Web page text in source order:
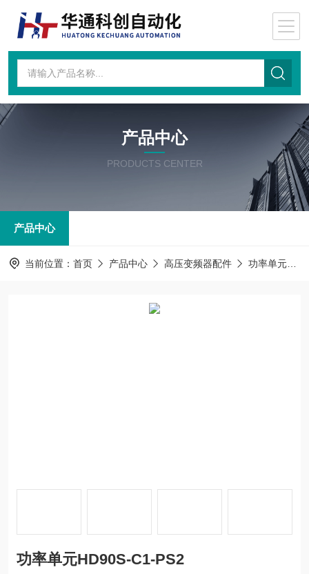
产品中心
PRODUCTS CENTER
产品中心
当前位置： 首页 产品中心 高压变频器配件 功率单元
功率单元HD90S-C1-PS2